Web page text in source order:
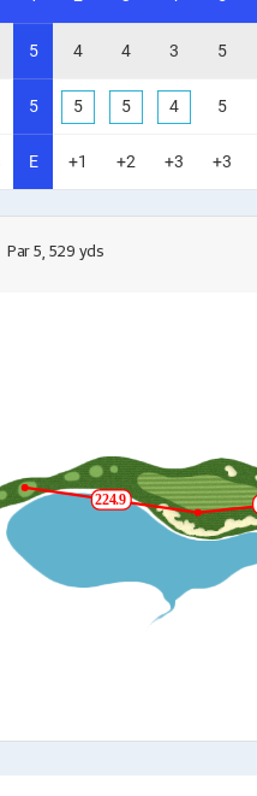
5 4 4 3 5
5 5 5 4 5
E +1 +2 +3 +3
Par 5, 529 yds
224.9